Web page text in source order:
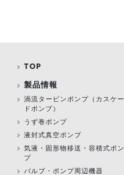
TOP
製品情報
渦流タービンポンプ （カスケー
ドポンプ）
うず巻ポンプ
液封式真空ポンプ
気液・固形物移送・容積式ポン
プ
バルブ・ポンプ周辺機器